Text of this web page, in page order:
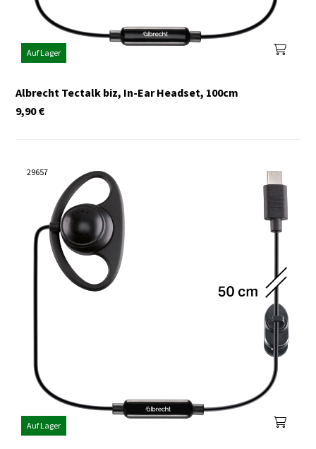
Auf Lager
Albrecht Tectalk biz, In-Ear Headset, 100cm
€
9,90
29657
Auf Lager